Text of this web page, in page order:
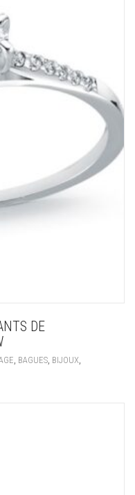
DE
BAGUES BIJOUX